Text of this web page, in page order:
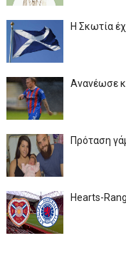
Η Σκωτία
Ανανέωσε
Πρόταση
Hearts-